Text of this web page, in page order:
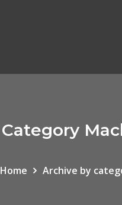
Category
Home Archive by